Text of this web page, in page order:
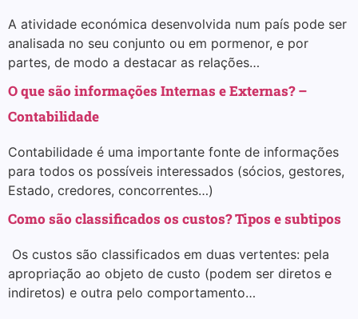
A atividade económica desenvolvida num país pode ser
analisada no seu conjunto ou em pormenor, e por
partes, de modo a destacar as relações…
O que são informações Internas e Externas? –
Contabilidade
Contabilidade é uma importante fonte de informações
para todos os possíveis interessados (sócios, gestores,
Estado, credores, concorrentes…)
Como são classificados os custos? Tipos e subtipos
Os custos são classificados em duas vertentes: pela
apropriação ao objeto de custo (podem ser diretos e
indiretos) e outra pelo comportamento…